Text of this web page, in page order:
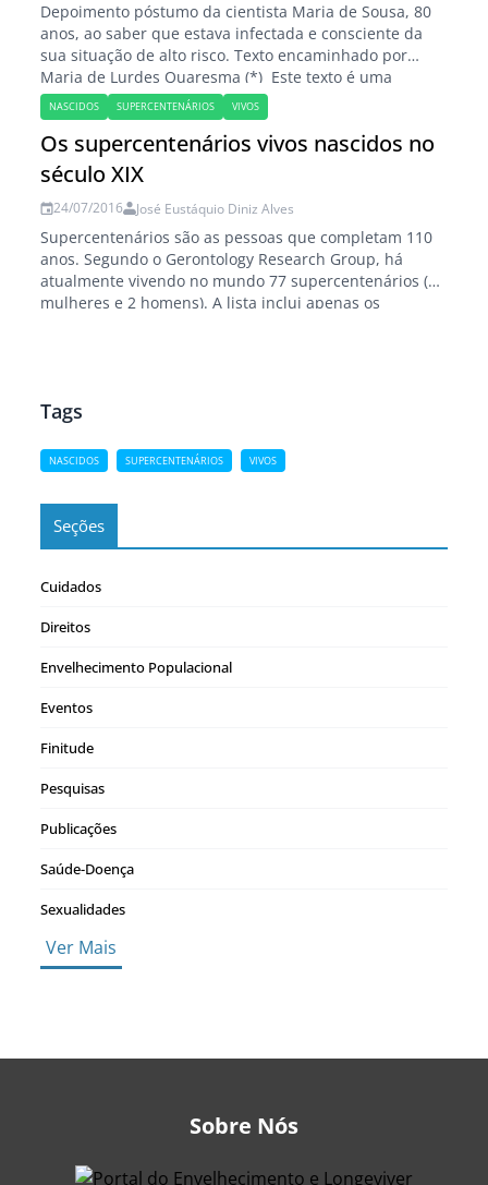
Depoimento póstumo da cientista Maria de Sousa, 80
anos, ao saber que estava infectada e consciente da
sua situação de alto risco. Texto encaminhado por
Maria de Lurdes Quaresma (*) Este texto é uma
importante lição, de conhecimento e lucidez, que
Maria de Sousa deixa a todos nós. Este testemunho
devia ser dado a ler…
NASCIDOS SUPERCENTENÁRIOS VIVOS
Os supercentenários vivos nascidos no
século XIX
24/07/2016 José Eustáquio Diniz Alves
Supercentenários são as pessoas que completam 110
anos. Segundo o Gerontology Research Group, há
atualmente vivendo no mundo 77 supercentenários (75
mulheres e 2 homens). A lista inclui apenas os
Tags
NASCIDOS SUPERCENTENÁRIOS VIVOS
Seções
Cuidados
Direitos
Envelhecimento Populacional
Eventos
Finitude
Pesquisas
Publicações
Saúde-Doença
Sexualidades
Ver Mais
Sobre Nós